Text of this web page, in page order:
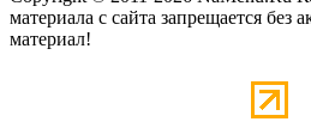
материала с сайта запрещается без
материал!